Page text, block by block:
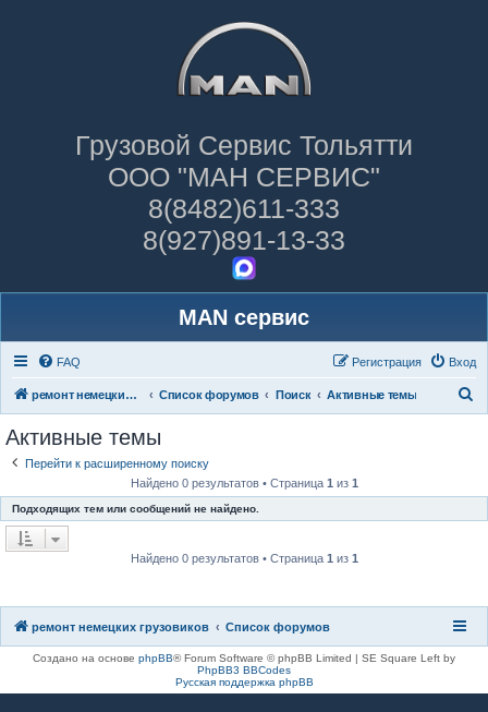
Грузовой Сервис Тольятти
ООО "МАН СЕРВИС"
8(8482)611-333
8(927)891-13-33
MAN сервис
FAQ Вход
Регистрация
ремонт немецких грузовиков Список форумов Поиск Активные темы
к
Активные темы
Перейти к расширенному поиску
Найдено 0 результатов • Страница 1 из 1
Подходящих тем или сообщений не найдено.
Найдено 0 результатов • Страница 1 из 1
ремонт немецких грузовиков Список форумов
Создано на основе phpBB® Forum Software © phpBB Limited | SE Square Left by
PhpBB3 BBCodes
Русская поддержка phpBB